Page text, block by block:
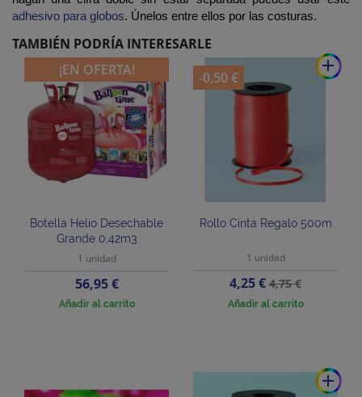
adhesivo para globos. Únelos entre ellos por las costuras.
TAMBIÉN PODRÍA INTERESARLE
Botella Helio Desechable
Grande 0,42m3
1 unidad
Precio
56,95 €
Añadir al carrito
¡EN OFERTA! add
Rollo Cinta Regalo 500m
1 unidad
Precio
4,25 €Precio
base
4,75 €
Añadir al carrito
-0,50 €
add